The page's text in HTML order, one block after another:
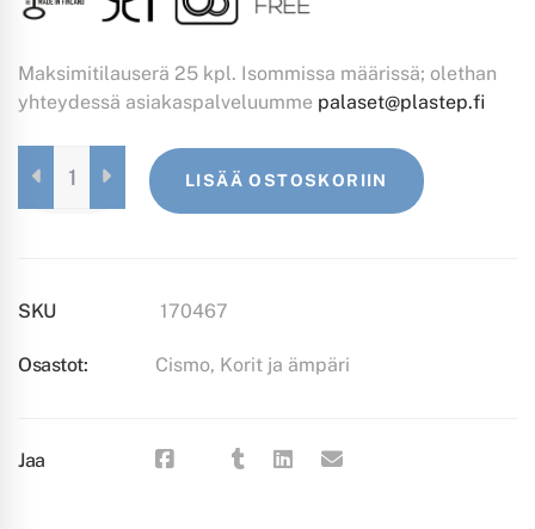
Maksimitilauserä 25 kpl. Isommissa määrissä; olethan
yhteydessä asiakaspalveluumme palaset@plastep.fi
KORI
PUNAINEN
LISÄÄ OSTOSKORIIN
SKU 170467
Osastot: Cismo, Korit ja ämpäri
Jaa